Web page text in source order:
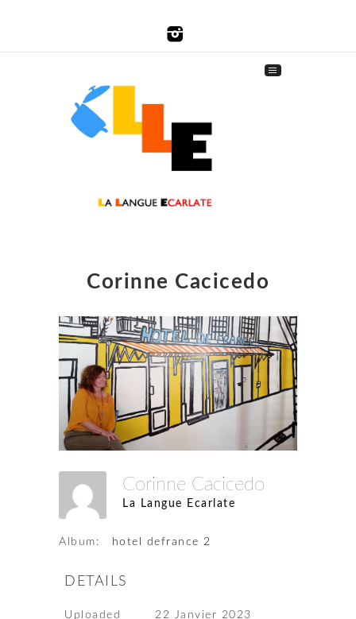
Corinne Cacicedo
Corinne Cacicedo
La Langue Ecarlate
Album: hotel defrance 2
DETAILS
Uploaded 22 Janvier 2023